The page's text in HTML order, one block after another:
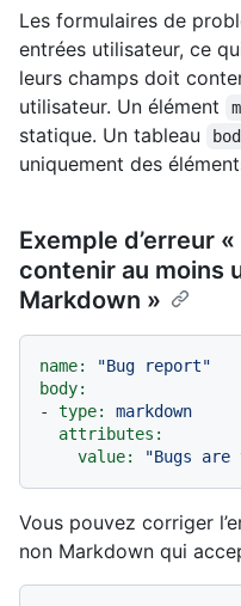
Les formulaires de
entrées utilisateur, ce
leurs champs doit
utilisateur. Un élément
statique. Un tableau
uniquement des
Exemple d’erreur
contenir au moins
Markdown »
name:
"Bug report"
body:
-
type:
markdown
attributes:
value:
"Bugs
Vous pouvez corriger
non Markdown qui